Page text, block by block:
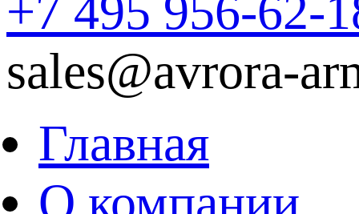
+7 495 956-62-
sales@avrora-
Главная
О компании